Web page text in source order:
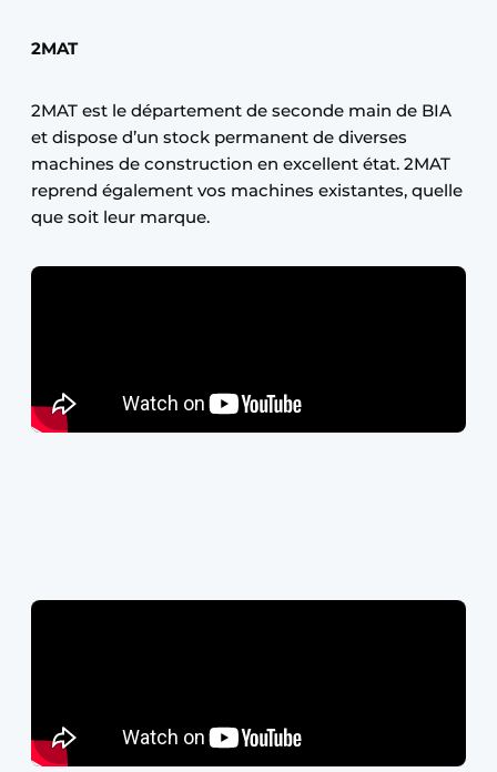
2MAT
2MAT est le département de seconde main de BIA
et dispose d’un stock permanent de diverses
machines de construction en excellent état. 2MAT
reprend également vos machines existantes, quelle
que soit leur marque.